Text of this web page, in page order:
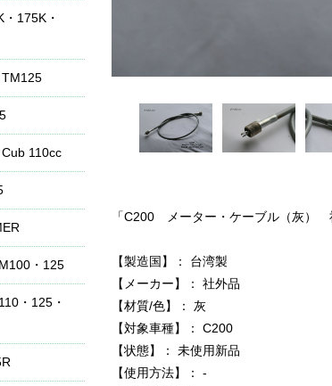
「C200 メーター・ケーブル（灰）
【製造国】： 台湾製
【メーカー】： 社外品
【材質/色】： 灰
【対象車種】： C200
【状態】： 未使用新品
【使用方法】： -
175K・
110cc
・125
・125・